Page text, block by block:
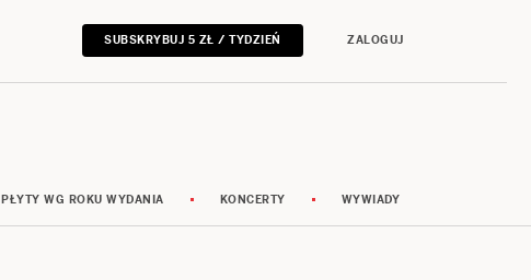
SUBSKRYBUJ 5 ZŁ / TYDZIEŃ ZALOGUJ
PŁYTY WG ROKU WYDANIA KONCERTY WYWIADY